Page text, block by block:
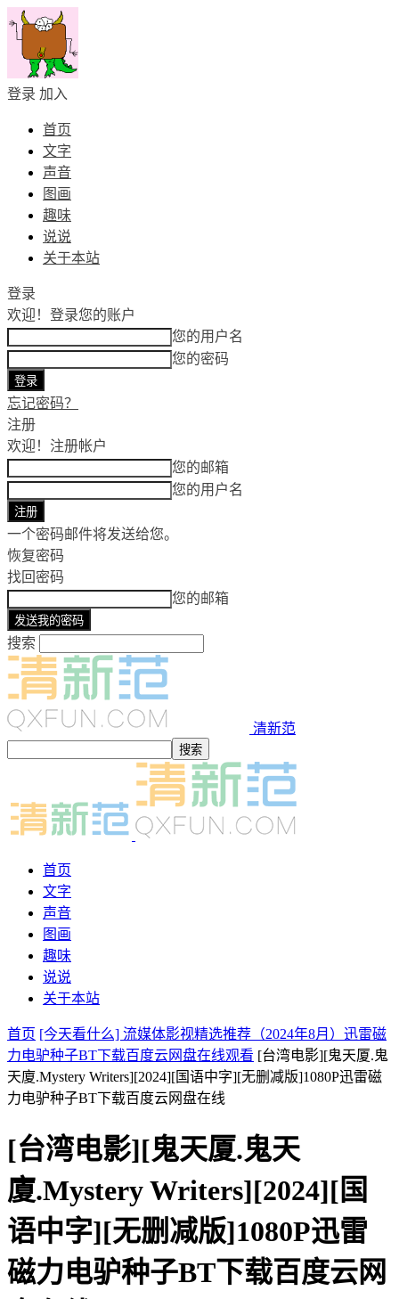
登录 加入
首页
文字
声音
图画
趣味
说说
关于本站
登录
欢迎！ 登录您的账户
您的用户名
您的密码
忘记密码？
注册
欢迎！ 注册帐户
您的邮箱
您的用户名
一个密码邮件将发送给您。
恢复密码
找回密码
您的邮箱
搜索
清新范
首页
文字
声音
图画
趣味
说说
关于本站
首页 [今天看什么] 流媒体影视精选推荐（2024年8月）迅雷磁
力电驴种子BT下载百度云网盘在线观看 [台湾电影][鬼天厦.鬼
天廈.Mystery Writers][2024][国语中字][无删减版]1080P迅雷磁
力电驴种子BT下载百度云网盘在线
[台湾电影][鬼天厦.鬼天
廈.Mystery Writers][2024][国
语中字][无删减版]1080P迅雷
磁力电驴种子BT下载百度云网